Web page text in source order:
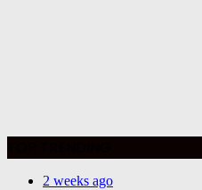
2 weeks ago